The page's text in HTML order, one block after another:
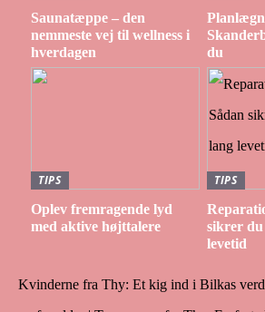
Saunatæppe – den
nemmeste vej til wellness i
hverdagen
du
TIPS
Oplev fremragende lyd
med aktive højttalere
TIPS
sikrer
levetid
Kvinderne fra Thy: Et kig ind i Bilkas